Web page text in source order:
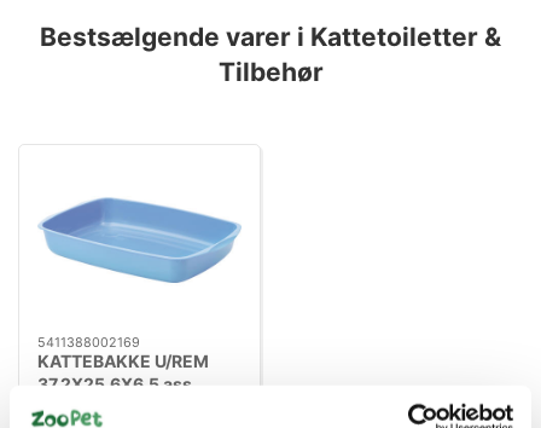
Bestsælgende varer i Kattetoiletter &
Tilbehør
5411388002169
KATTEBAKKE U/REM
37,2X25,6X6,5 ass.
farver